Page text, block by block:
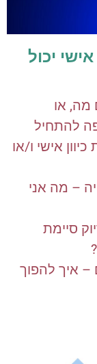
יכול
מה, או
להתחיל
אישי ו/או
– מה אני
סיימת
– איך להפוך